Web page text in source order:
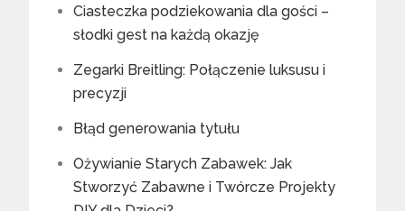
Ciasteczka podziekowania dla gości –
słodki gest na każdą okazję
Zegarki Breitling: Połączenie luksusu i
precyzji
Błąd generowania tytułu
Ożywianie Starych Zabawek: Jak
Stworzyć Zabawne i Twórcze Projekty